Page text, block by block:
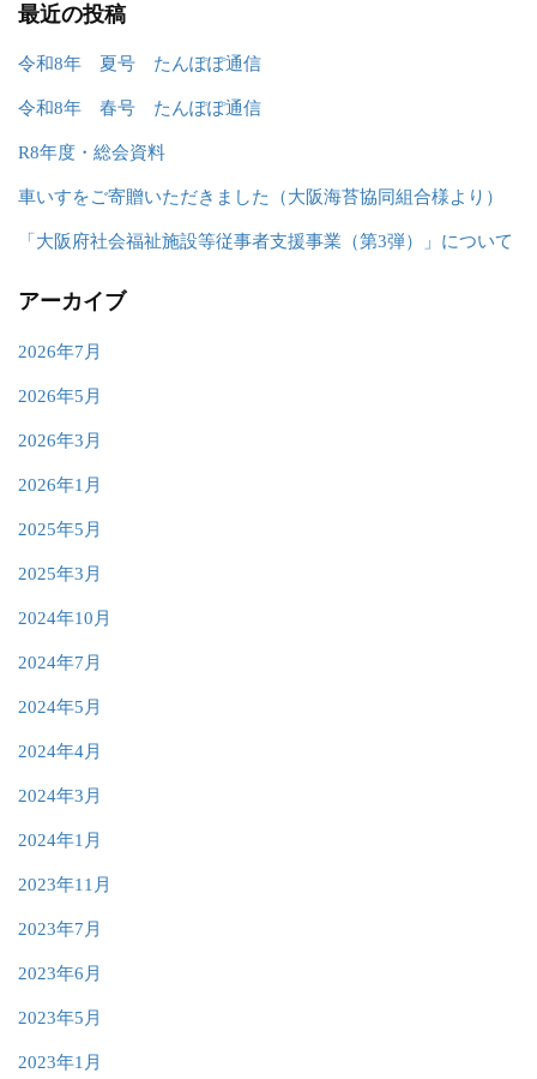
最近の投稿
令和8年 夏号 たんぽぽ通信
令和8年 春号 たんぽぽ通信
R8年度・総会資料
車いすをご寄贈いただきました（大阪海苔協同組合様より）
「大阪府社会福祉施設等従事者支援事業（第3弾）」について
アーカイブ
2026年7月
2026年5月
2026年3月
2026年1月
2025年5月
2025年3月
2024年10月
2024年7月
2024年5月
2024年4月
2024年3月
2024年1月
2023年11月
2023年7月
2023年6月
2023年5月
2023年1月